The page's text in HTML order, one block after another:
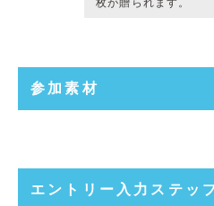
枚が贈られます。
参加素材
エントリー入力ステッ